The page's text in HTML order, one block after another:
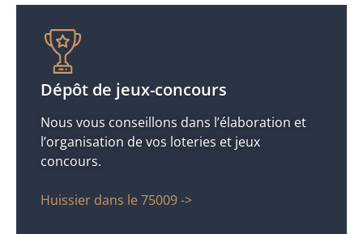
Dépôt de jeux-concours
Nous vous conseillons dans l’élaboration et
l’organisation de vos loteries et jeux
concours.
Huissier dans le 75009 ->